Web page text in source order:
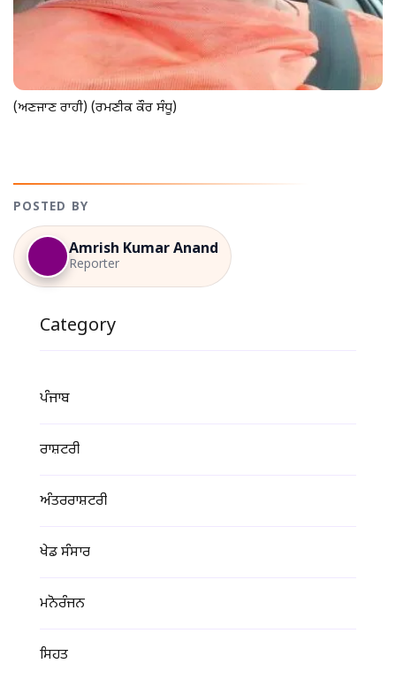
(ਅਣਜਾਣ ਰਾਹੀ) (ਰਮਣੀਕ ਕੌਰ ਸੰਧੂ)
POSTED BY
Amrish Kumar Anand
Reporter
Category
ਪੰਜਾਬ
ਰਾਸ਼ਟਰੀ
ਅੰਤਰਰਾਸ਼ਟਰੀ
ਖੇਡ ਸੰਸਾਰ
ਮਨੋਰੰਜਨ
ਸਿਹਤ